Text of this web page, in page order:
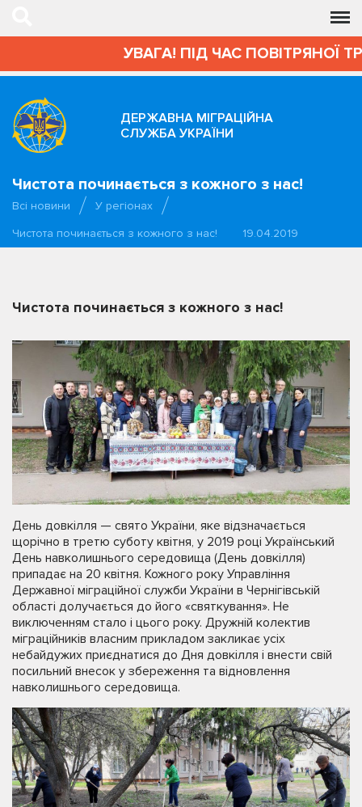
УВАГА! ПІД ЧАС ПОВІТРЯНОЇ
ДЕРЖАВНА МІГРАЦІЙНА
СЛУЖБА УКРАЇНИ
Чистота починається з кожного з нас!
Всі новини
У регіонах
Чистота починається з кожного з нас!
19.04.2019
Чистота починається з кожного з нас!
День довкілля — свято України, яке відзначається
щорічно в третю суботу квітня, у 2019 році Український
День навколишнього середовища (День довкілля)
припадає на 20 квітня. Кожного року Управління
Державної міграційної служби України в Чернігівській
області долучається до його «святкування». Не
виключенням стало і цього року. Дружній колектив
міграційників власним прикладом закликає усіх
небайдужих приєднатися до Дня довкілля і внести свій
посильний внесок у збереження та відновлення
навколишнього середовища.